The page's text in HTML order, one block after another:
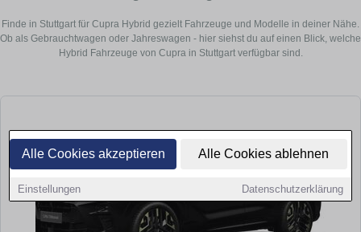
Alle Cookies akzeptieren Alle Cookies ablehnen
Einstellungen Datenschutzerklärung
Finde in Stuttgart für Cupra Hybrid gezielt Fahrzeuge und Modelle in deiner Nähe.
Ob als Gebrauchtwagen oder Jahreswagen - hier siehst du auf einen Blick, welche
Hybrid Fahrzeuge von Cupra in Stuttgart verfügbar sind.